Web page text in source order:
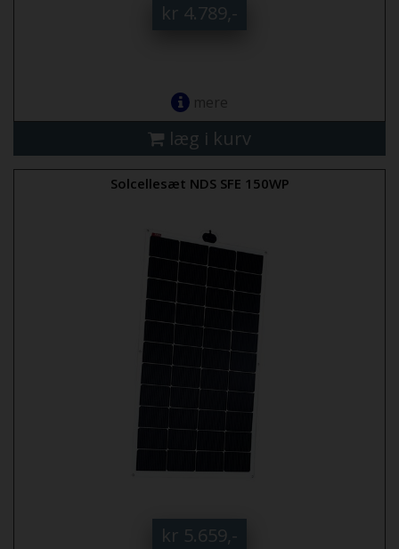
kr 4.789,-
mere
læg i kurv
Solcellesæt NDS SFE 150WP
kr 5.659,-